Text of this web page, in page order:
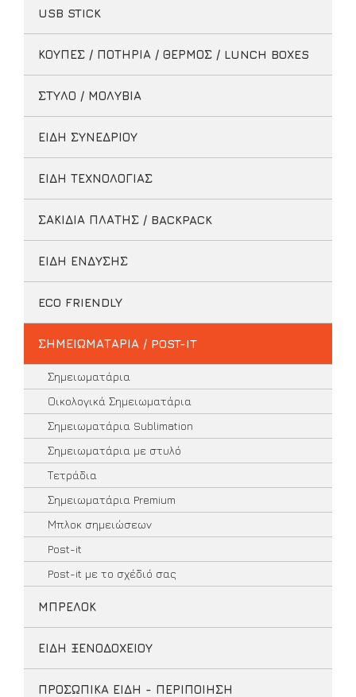
USB STICK
ΚΟΥΠΕΣ / ΠΟΤΗΡΙΑ / ΘΕΡΜΟΣ / LUNCH BOXES
ΣΤΥΛΟ / ΜΟΛΥΒΙΑ
ΕΙΔΗ ΣΥΝΕΔΡΙΟΥ
ΕΙΔΗ ΤΕΧΝΟΛΟΓΙΑΣ
ΣΑΚΙΔΙΑ ΠΛΑΤΗΣ / BACKPACK
ΕΙΔΗ ΕΝΔΥΣΗΣ
ECO FRIENDLY
ΣΗΜΕΙΩΜΑΤΑΡΙΑ / POST-IT
Σημειωματάρια
Οικολογικά Σημειωματάρια
Σημειωματάρια Sublimation
Σημειωματάρια με στυλό
Τετράδια
Σημειωματάρια Premium
Μπλοκ σημειώσεων
Post-it
Post-it με το σχέδιό σας
ΜΠΡΕΛΟΚ
ΕΙΔΗ ΞΕΝΟΔΟΧΕΙΟΥ
ΠΡΟΣΩΠΙΚΑ ΕΙΔΗ - ΠΕΡΙΠΟΙΗΣΗ